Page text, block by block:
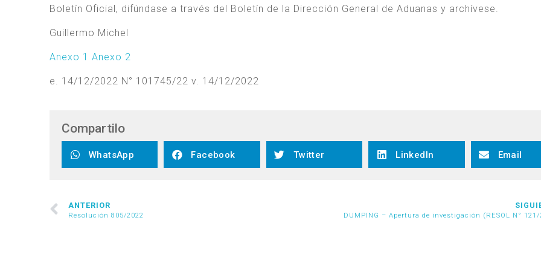
Boletín Oficial, difúndase a través del Boletín de la Dirección General de Aduanas y archívese.
Guillermo Michel
Anexo 1 Anexo 2
e. 14/12/2022 N° 101745/22 v. 14/12/2022
Compartilo
WhatsApp Facebook Twitter LinkedIn Email
ANTERIOR
Resolución 805/2022 DUMPING – Apertura de investigación (RESOL N° 121/